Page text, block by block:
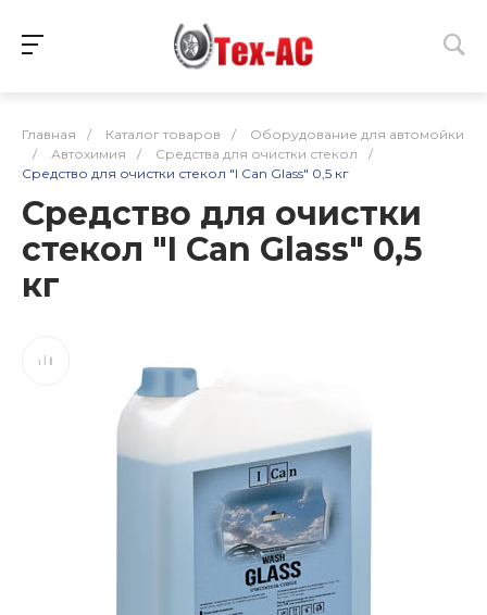
Главная / Каталог товаров /
Оборудование для автомойки
/
Автохимия / Средства для очистки стекол
/
Средство для очистки стекол "I Can Glass" 0,5 кг
Средство для очистки
стекол "I Can Glass" 0,5
кг